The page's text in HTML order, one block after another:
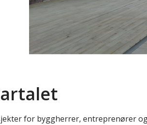
for byggherrer, entreprenører